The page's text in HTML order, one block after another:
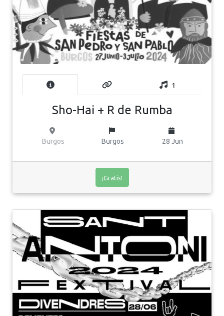
1
Sho-Hai + R de Rumba
Burgos Burgos 28 Jun
¡Gratis!